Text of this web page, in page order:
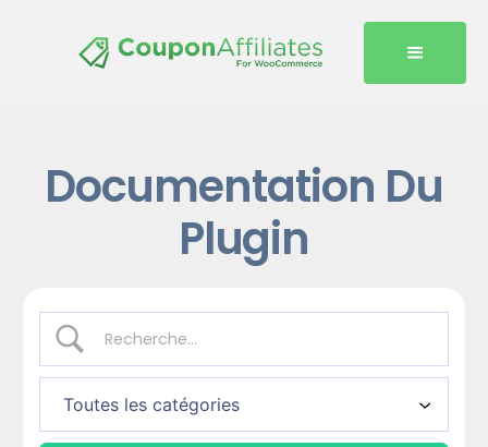
Documentation Du
Plugin